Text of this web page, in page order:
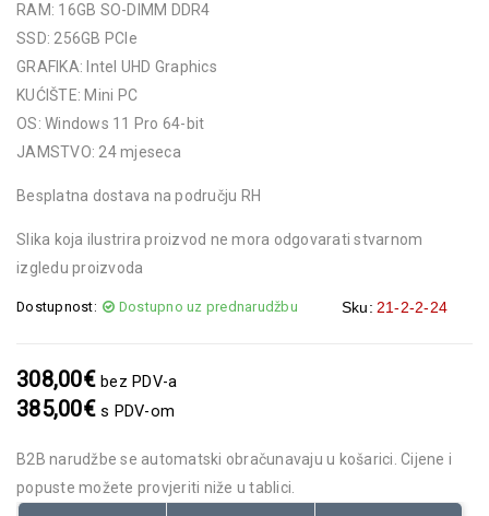
RAM: 16GB SO-DIMM DDR4
SSD: 256GB PCIe
GRAFIKA: Intel UHD Graphics
KUĆIŠTE: Mini PC
OS: Windows 11 Pro 64-bit
JAMSTVO: 24 mjeseca
Besplatna dostava na području RH
Slika koja ilustrira proizvod ne mora odgovarati stvarnom
izgledu proizvoda
Dostupnost: Dostupno uz prednarudžbu Sku: 21-2-2-24
308,00€ bez PDV-a
385,00€s PDV-om
B2B narudžbe se automatski obračunavaju u košarici. Cijene i
popuste možete provjeriti niže u tablici.